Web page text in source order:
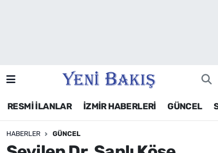
RESMİ İLANLAR İZMİR HABERLERİ GÜNCEL
HABERLER GÜNCEL
Siyaset
Asayiş / Polis-Adliye